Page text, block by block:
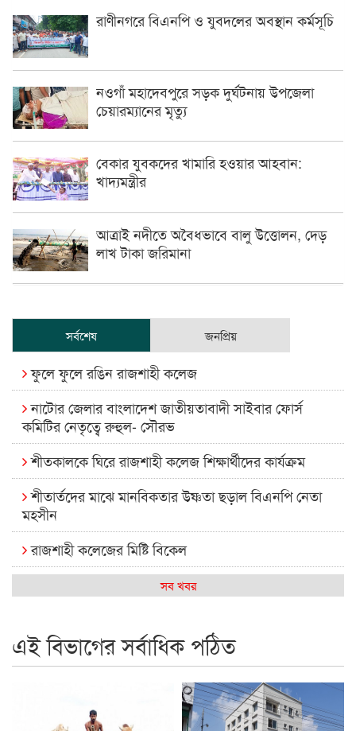
রাণীনগরে বিএনপি ও যুবদলের অবস্থান কর্মসূচি
নওগাঁ মহাদেবপুরে সড়ক দুর্ঘটনায় উপজেলা
চেয়ারম্যানের মৃত্যু
বেকার যুবকদের খামারি হওয়ার আহবান:
খাদ্যমন্ত্রীর
আত্রাই নদীতে অবৈধভাবে বালু উত্তোলন, দেড়
লাখ টাকা জরিমানা
সর্বশেষ জনপ্রিয়
ফুলে ফুলে রঙিন রাজশাহী কলেজ
নাটোর জেলার বাংলাদেশ জাতীয়তাবাদী সাইবার ফোর্স
কমিটির নেতৃত্বে রুহুল- সৌরভ
শীতকালকে ঘিরে রাজশাহী কলেজ শিক্ষার্থীদের কার্যক্রম
শীতার্তদের মাঝে মানবিকতার উষ্ণতা ছড়াল বিএনপি নেতা
মহসীন
রাজশাহী কলেজের মিষ্টি বিকেল
কেমন আছে আমাদের দেশের মধ্যবিত্তরা
রাজশাইন একাডেমির ফল প্রকাশ ও পুরস্কার বিতরণ
রাজশাহী কলেজের শিক্ষার্থী শাখাওয়াত পেলেন স্টার এক্সিলেন্স
সব খবর
এই বিভাগের সর্বাধিক পঠিত